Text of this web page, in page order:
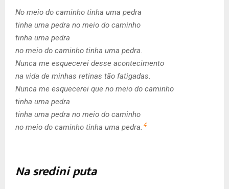
No meio do caminho tinha uma pedra
tinha uma pedra no meio do caminho
tinha uma pedra
no meio do caminho tinha uma pedra.
Nunca me esquecerei desse acontecimento
na vida de minhas retinas tão fatigadas.
Nunca me esquecerei que no meio do caminho
tinha uma pedra
tinha uma pedra no meio do caminho
no meio do caminho tinha uma pedra. 4
Na sredini puta